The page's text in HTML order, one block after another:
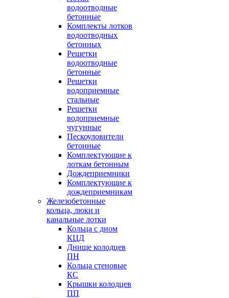
водоотводные
бетонные
Комплекты лотков
водоотводных
бетонных
Решетки
водоотводные
бетонные
Решетки
водоприемные
стальные
Решетки
водоприемные
чугунные
Пескоуловители
бетонные
Комплектующие к
лоткам бетонным
Дождеприемники
Комплектующие к
дождеприемникам
Железобетонные
кольца, люки и
канальные лотки
Кольца с дном
КЦД
Днище колодцев
ПН
Кольца стеновые
КС
Крышки колодцев
ПП